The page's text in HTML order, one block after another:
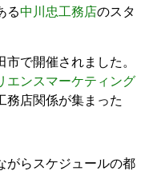
る中川忠工務店のスタ
で開催されました。
エンスマーケティング
務店関係が集まった
がらスケジュールの都